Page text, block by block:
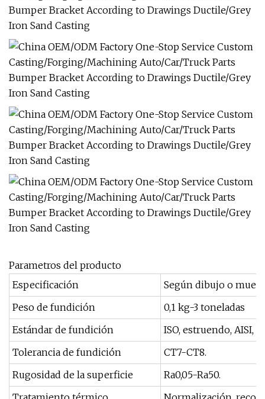
Parametros del producto
Especificación
Según dibujo o
Peso de fundición
0,1 kg-3 toneladas
Estándar de fundición
ISO, estruendo, AISI,
Tolerancia de fundición
CT7-CT8.
Rugosidad de la superficie
Ra0,05-Ra50.